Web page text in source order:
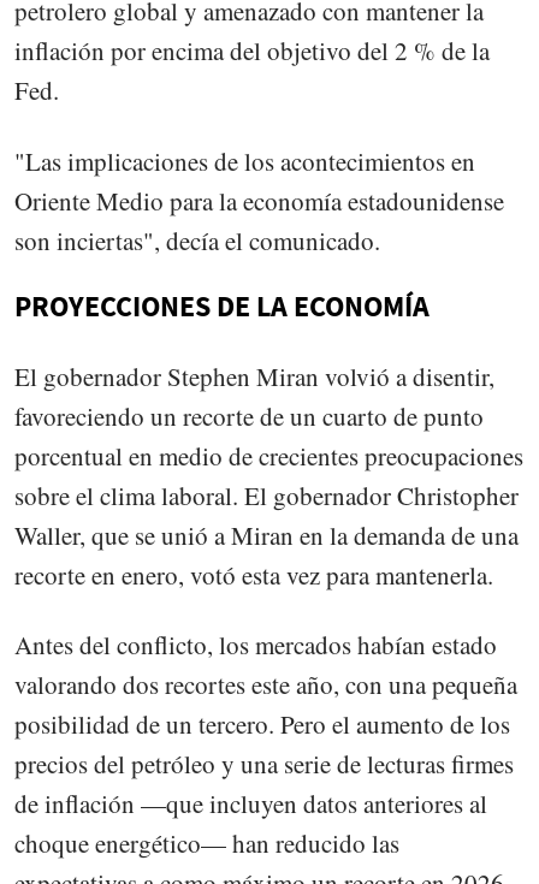
petrolero global y amenazado con mantener la
inflación por encima del objetivo del 2 % de la
Fed.
"Las implicaciones de los acontecimientos en
Oriente Medio para la economía estadounidense
son inciertas", decía el comunicado.
PROYECCIONES DE LA ECONOMÍA
El gobernador Stephen Miran volvió a disentir,
favoreciendo un recorte de un cuarto de punto
porcentual en medio de crecientes preocupaciones
sobre el clima laboral. El gobernador Christopher
Waller, que se unió a Miran en la demanda de una
recorte en enero, votó esta vez para mantenerla.
Antes del conflicto, los mercados habían estado
valorando dos recortes este año, con una pequeña
posibilidad de un tercero. Pero el aumento de los
precios del petróleo y una serie de lecturas firmes
de inflación —que incluyen datos anteriores al
choque energético— han reducido las